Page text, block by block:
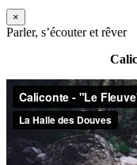
×
Parler, s’écouter et rêver